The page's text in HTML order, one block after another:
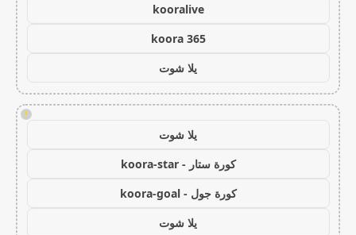
kooralive
koora 365
يلا شوت
!
يلا شوت
كورة ستار - koora-star
كورة جول - koora-goal
يلا شوت